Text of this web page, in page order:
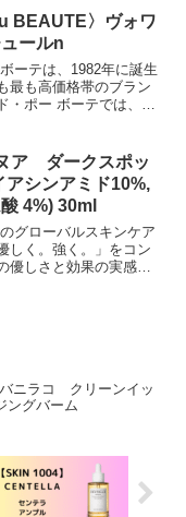
リデン独自の５D複合セ
ッセンスに配合で朝か
潤う保湿力が続きま
BEAUTE〉ヴォワ
ールn
ーテは、1982年に誕生
最も高価格帯のブラン
・ポー ボーテでは、厳
出された成分で、肌の
果があります。今回は
いた、
ア ダークスポッ
アシンアミド10%,
4%) 30ml
グローバルスキンケア
しく。強く。」をコン
優しさと効果の実感を
バニラコ クリーンイッ
ングバーム